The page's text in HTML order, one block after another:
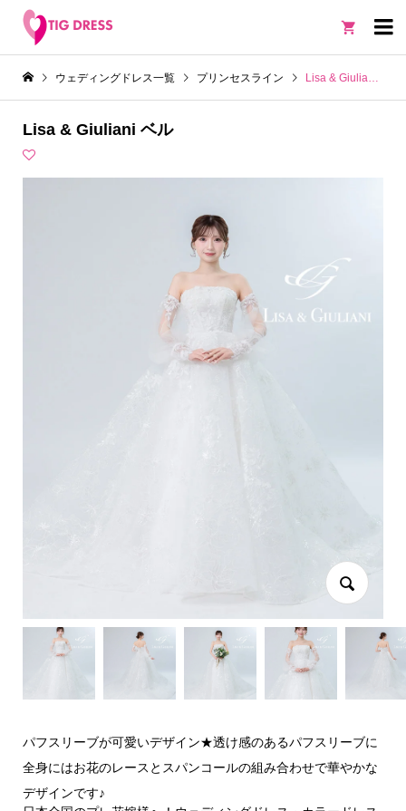

ウェディングドレス一覧 プリンセスライン Lisa & Giuliani ベル
Lisa & Giuliani ベル
パフスリーブが可愛いデザイン★透け感のあるパフスリーブに
全身にはお花のレースとスパンコールの組み合わせで華やかな
デザインです♪